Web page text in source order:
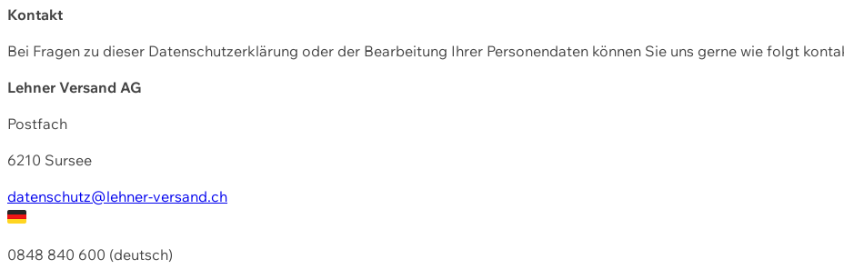
Kontakt
Bei Fragen zu dieser Datenschutzerklärung oder der Bearbeitung Ihrer Personendaten können Sie uns gerne wie folgt
Lehner Versand AG
Postfach
6210 Sursee
datenschutz@lehner-versand.ch
0848 840 600 (deutsch)